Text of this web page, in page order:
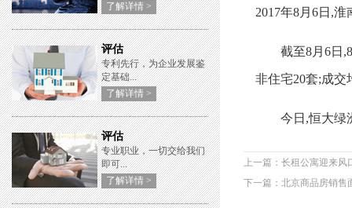
了解详情 >
评估
专利先行，为企业发展鉴
定基础...
了解详情 >
评估
专业职业，一切交给我们
即可...
了解详情 >
2017年8月6日,
截至8月6日,8
非住宅20套;成交
今日,恒大绿
上一篇：长租公寓迎来
下一篇：北京商品房销售